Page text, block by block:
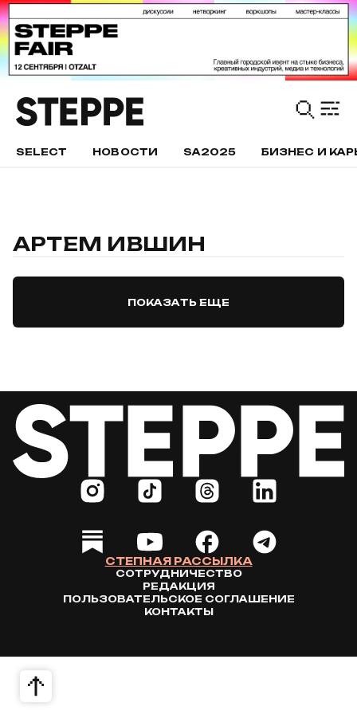
SELECT НОВОСТИ SA2025 БИЗНЕС И
АРТЕМ ИВШИН
ПОКАЗАТЬ ЕЩЕ
СТЕПНАЯ РАССЫЛКА
СОТРУДНИЧЕСТВО
РЕДАКЦИЯ
ПОЛЬЗОВАТЕЛЬСКОЕ СОГЛАШЕНИЕ
КОНТАКТЫ